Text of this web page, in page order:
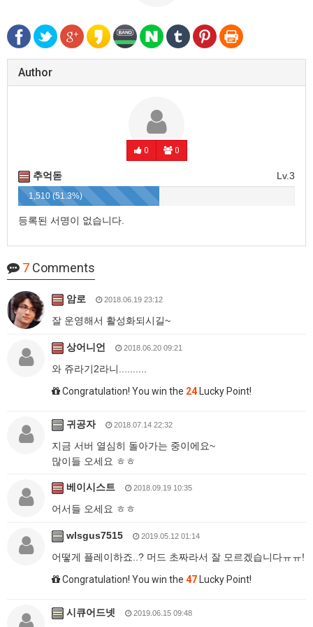
Author
0 0
Lv.3
추억돋
1,510 (51.3%)
등록된 서명이 없습니다.
7 Comments
암로 2018.06.19 23:12
잘 운영해서 활성화되시길~
상어니언 2018.06.20 09:21
와 쥬라기2라니..........
Congratulation! You win the 24Lucky Point!
귀공자 2018.07.14 22:32
지금 서버 열심히 돌아가는 중이에요~
많이들 오세요 ㅎㅎ
베이시스트 2018.09.19 10:35
어서들 오세요 ㅎㅎ
wlsgus7515 2019.05.12 01:14
어떻게 플레이하죠..? 머드 초짜라서 잘 모르겠습니다ㅠㅠ!
Congratulation! You win the 47 Lucky Point!
시큐어드넷 2019.06.15 09:48